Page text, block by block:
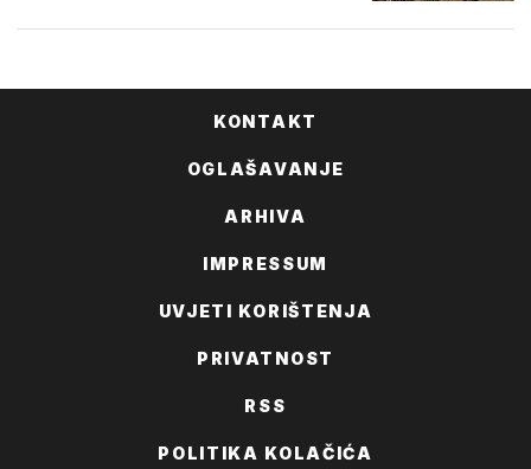
KONTAKT
OGLAŠAVANJE
ARHIVA
IMPRESSUM
UVJETI KORIŠTENJA
PRIVATNOST
RSS
POLITIKA KOLAČIĆA